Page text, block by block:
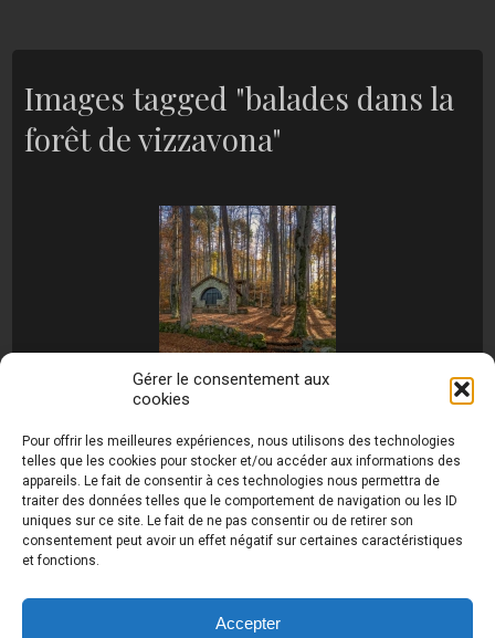
Gérer le consentement aux
cookies
Pour offrir les meilleures expériences, nous utilisons des technologies
telles que les cookies pour stocker et/ou accéder aux informations des
appareils. Le fait de consentir à ces technologies nous permettra de
traiter des données telles que le comportement de navigation ou les ID
uniques sur ce site. Le fait de ne pas consentir ou de retirer son
consentement peut avoir un effet négatif sur certaines caractéristiques
et fonctions.
Accepter
Images tagged "balades dans la
forêt de vizzavona"
raynaud.com ©
Toutes les photos de ce site sont